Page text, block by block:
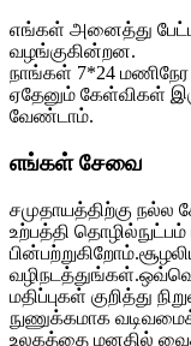
எங்கள் அனைத்து
வழங்குகின்றன.
நாங்கள் 7*24
ஏதேனும் கேள்விகள்
வேண்டாம்.
எங்கள் சேவை
சமுதாயத்திற்கு நல்ல
உற்பத்தி
மதிப்புகள்
நுணுக்கமாக
உலகத்தை மனதில்